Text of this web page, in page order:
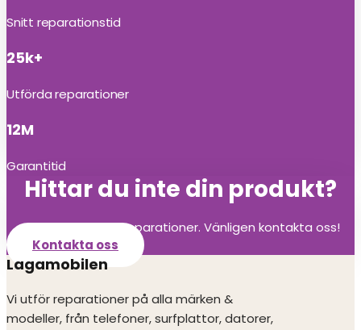
Snitt reparationstid
25k+
Utförda reparationer
12M
Garantitid
Hittar du inte din produkt?
Vi utför alla olika reparationer. Vänligen kontakta oss!
Kontakta oss
Lagamobilen
Vi utför reparationer på alla märken &
modeller, från telefoner, surfplattor, datorer,